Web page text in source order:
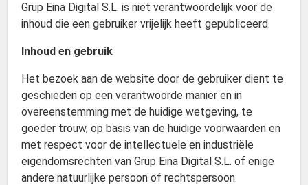
Grup Eina Digital S.L. is niet verantwoordelijk voor de
inhoud die een gebruiker vrijelijk heeft gepubliceerd.
Inhoud en gebruik
Het bezoek aan de website door de gebruiker dient te
geschieden op een verantwoorde manier en in
overeenstemming met de huidige wetgeving, te
goeder trouw, op basis van de huidige voorwaarden en
met respect voor de intellectuele en industriële
eigendomsrechten van Grup Eina Digital S.L. of enige
andere natuurlijke persoon of rechtspersoon.